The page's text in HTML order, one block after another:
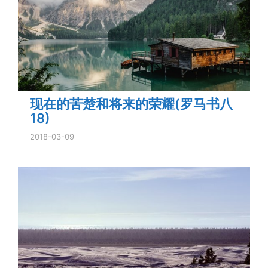
现在的苦楚和将来的荣耀(罗马书八
18)
2018-03-09